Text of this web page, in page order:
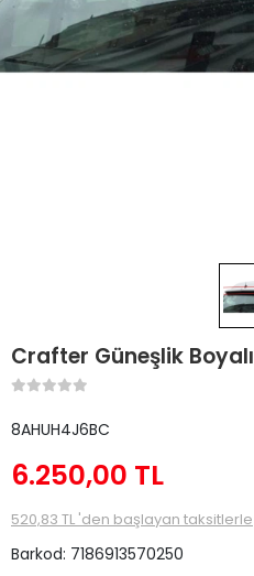
Crafter Güneşlik Boyalı
8AHUH4J6BC
6.250,00 TL
520,83 TL 'den başlayan taksitlerle
Barkod: 7186913570250